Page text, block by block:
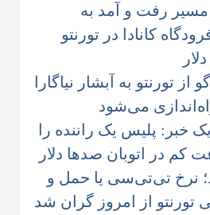
مسیر رفت و آمد به
کانادا در تورنتو
تورنتو به آبشار نیاگارا
می‌شود
خبر: پلیس یک راننده را
کم در اتوبان صدها دلار
نرخ تی‌تی‌سی یا حمل و
تورنتو از امروز گران شد